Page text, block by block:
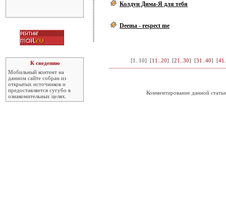
К сведению
Мобильный контент на
данном сайте собран из
открытых источников и
предоставляется сугубо в
ознакомительных целях.
Колдун Дима-Я для тебя
Deema - respect me
[1..10] [11..20] [21..30] [31..40] [
Комментирование данной